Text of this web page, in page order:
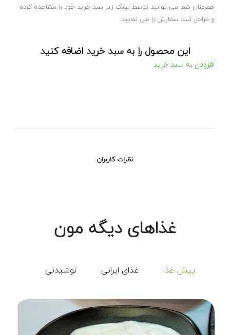
همچنان شما می توانید توسط لینک زیر سبد خرید خود را مشاهده کرده
و مراحل ثبت سفارش را طی نمایید
این محصول را به سبد خرید اضافه کنید
افزودن به سبد خرید
نظرات کاربران
غذاهای دیگه مون
پیش غذا غذای ایرانی نوشیدنی